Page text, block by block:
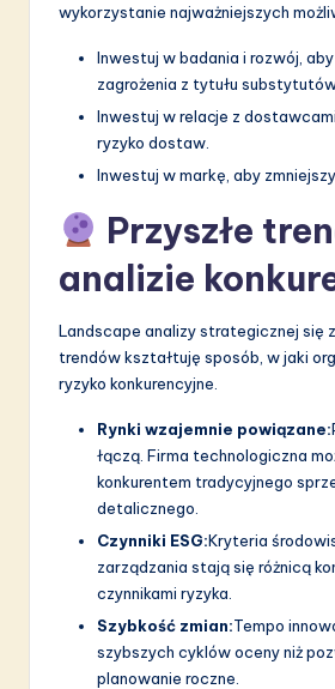
wykorzystanie najważniejszych
Inwestuj w badania i rozwój,
zagrożenia z tytułu
Inwestuj w relacje z
ryzyko dostaw.
Inwestuj w markę, aby
Przyszłe
analizie
Landscape analizy strategicznej się
trendów kształtuję sposób, w jaki
ryzyko konkurencyjne.
Rynki wzajemnie powiązane:
łączą. Firma technologiczna
konkurentem tradycyjnego
detalicznego.
Czynniki ESG:Kryteria
zarządzania stają się różnicą
czynnikami ryzyka.
Szybkość zmian:Tempo
szybszych cyklów oceny niż
planowanie roczne.